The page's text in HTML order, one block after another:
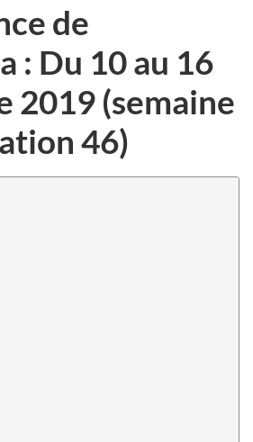
de
: Du 10 au 16
2019 (semaine
46)